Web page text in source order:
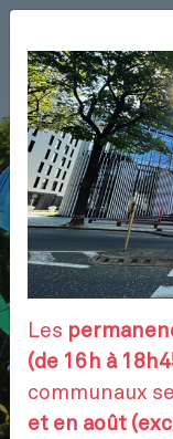
VOS
Les
(de 16h à
communaux
et en août